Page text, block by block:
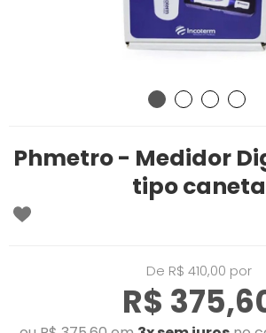
Phmetro - Medidor
tipo caneta
De R$ 410,00 por
R$